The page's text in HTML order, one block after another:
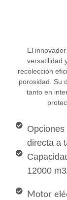
El
versatilidad
recolección
porosidad. Su
tanto en
directa a
12000
Motor